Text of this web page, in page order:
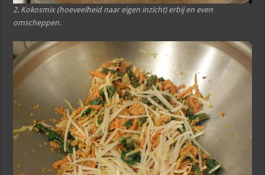
2. Kokosmix (hoeveelheid naar eigen inzicht) erbij en even
omscheppen.